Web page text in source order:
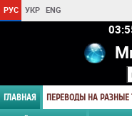
РУС УКР ENG
03
ГЛАВНАЯ ПЕРЕВОДЫ НА РАЗНЫЕ